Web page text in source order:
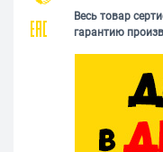
Весь товар
гарантию